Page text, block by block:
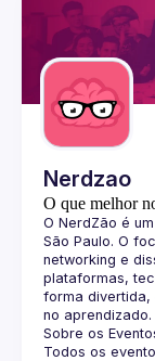
Events
Guilds
Nerdzao
O que melhor
O NerdZão é
São Paulo. O
networking e
plataformas,
forma divertida,
no aprendizado.
Sobre os
Todos os